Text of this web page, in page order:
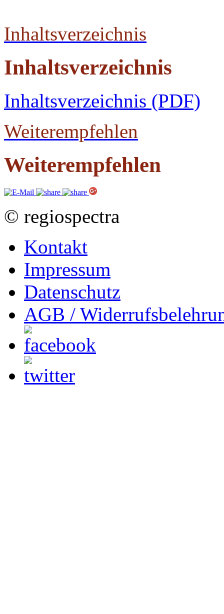
Inhaltsverzeichnis
Inhaltsverzeichnis
Inhaltsverzeichnis (PDF)
Weiterempfehlen
Weiterempfehlen
© regiospectra
Kontakt
Impressum
Datenschutz
AGB /